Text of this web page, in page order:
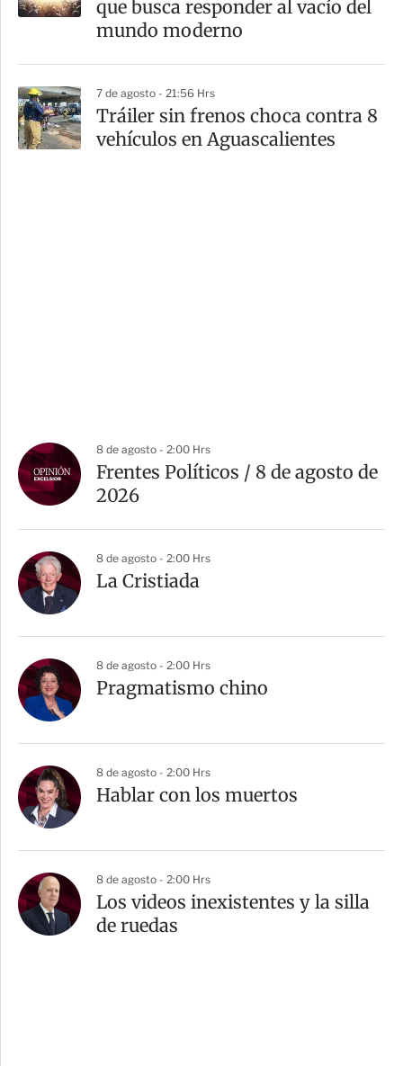
que busca responder al vacío del
mundo moderno
7 de agosto - 21:56 Hrs
Tráiler sin frenos choca contra 8
vehículos en Aguascalientes
8 de agosto - 2:00 Hrs
Frentes Políticos / 8 de agosto de
2026
8 de agosto - 2:00 Hrs
La Cristiada
8 de agosto - 2:00 Hrs
Pragmatismo chino
8 de agosto - 2:00 Hrs
Hablar con los muertos
8 de agosto - 2:00 Hrs
Los videos inexistentes y la silla
de ruedas